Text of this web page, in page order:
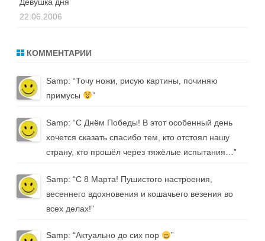
22.06.2006
КОММЕНТАРИИ
Samp: “Точу ножи, рисую картины, починяю
примусы
”
Samp: “С Днём Победы! В этот особенный день
хочется сказать спасибо тем, кто отстоял нашу
страну, кто прошёл через тяжёлые испытания… ”
Samp: “С 8 Марта! Пушистого настроения,
весеннего вдохновения и кошачьего везения во
всех делах!”
Samp: “Актуально до сих пор ”